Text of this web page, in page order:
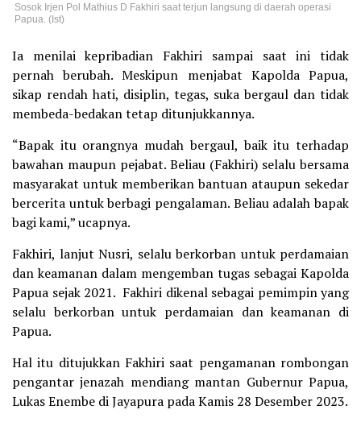
Sosok Irjen Pol Mathius D Fakhiri saat terjun langsung di daerah operasi
Papua. (Ist)
Ia menilai kepribadian Fakhiri sampai saat ini tidak
pernah berubah. Meskipun menjabat Kapolda Papua,
sikap rendah hati, disiplin, tegas, suka bergaul dan tidak
membeda-bedakan tetap ditunjukkannya.
“Bapak itu orangnya mudah bergaul, baik itu terhadap
bawahan maupun pejabat. Beliau (Fakhiri) selalu bersama
masyarakat untuk memberikan bantuan ataupun sekedar
bercerita untuk berbagi pengalaman. Beliau adalah bapak
bagi kami,” ucapnya.
Fakhiri, lanjut Nusri, selalu berkorban untuk perdamaian
dan keamanan dalam mengemban tugas sebagai Kapolda
Papua sejak 2021. Fakhiri dikenal sebagai pemimpin yang
selalu berkorban untuk perdamaian dan keamanan di
Papua.
Hal itu ditujukkan Fakhiri saat pengamanan rombongan
pengantar jenazah mendiang mantan Gubernur Papua,
Lukas Enembe di Jayapura pada Kamis 28 Desember 2023.